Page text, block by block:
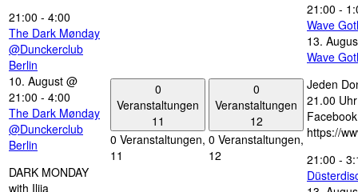
21:00 - 4:00
The Dark Mønday
@Dunckerclub
Berlin
10. August @
21:00 - 4:00
The Dark Mønday
@Dunckerclub
Berlin
DARK MONDAY
with Ilija
0
Veranstaltungen
11
0 Veranstaltungen,
11
0
Veranstaltungen
12
0 Veranstaltungen,
12
21:00 -
Wave
13.
Wave
Jeden
21.00
https://
21:00 -